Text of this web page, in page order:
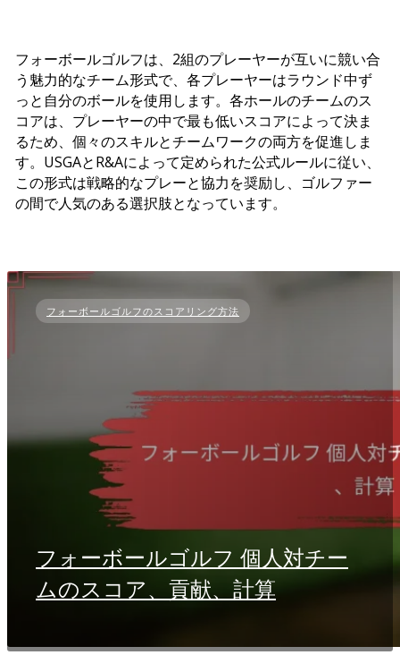
フォーボールゴルフは、2組のプレーヤーが互いに競い合
う魅力的なチーム形式で、各プレーヤーはラウンド中ず
っと自分のボールを使用します。各ホールのチームのス
コアは、プレーヤーの中で最も低いスコアによって決ま
るため、個々のスキルとチームワークの両方を促進しま
す。USGAとR&Aによって定められた公式ルールに従い、
この形式は戦略的なプレーと協力を奨励し、ゴルファー
の間で人気のある選択肢となっています。
フォーボールゴルフのスコアリング方法
フォーボールゴルフ 個人対チー
ムのスコア、貢献、計算